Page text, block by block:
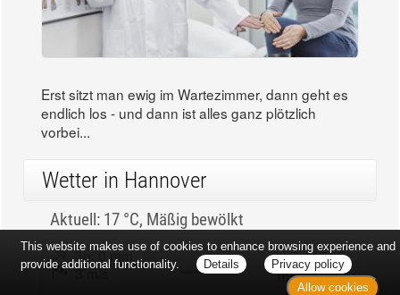
Erst sitzt man ewig im Wartezimmer, dann geht es
endlich los - und dann ist alles ganz plötzlich
vorbei...
Wetter in Hannover
Aktuell: 17 °C, Mäßig bewölkt
3h: 0 mm
3 m/s
min: 15 °C
max: 18 °C
This website makes use of cookies to enhance browsing experience and
provide additional functionality.
Details
Privacy policy
Allow cookies